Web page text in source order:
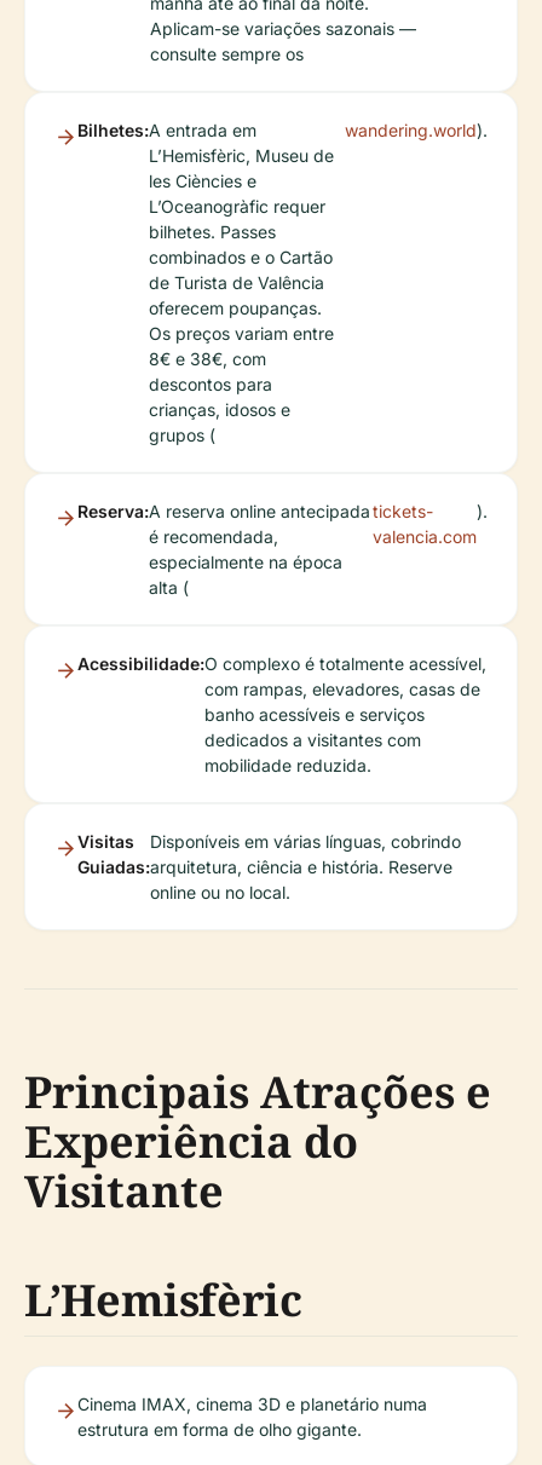
Aplicam-se variações sazonais —
consulte sempre os
Bilhetes:A entrada em
L’Hemisfèric, Museu de
les Ciències e
L’Oceanogràfic requer
bilhetes. Passes
combinados e o Cartão
de Turista de Valência
oferecem poupanças.
Os preços variam entre
8€ e 38€, com
descontos para
crianças, idosos e
grupos (
wandering.world).
Reserva:A reserva online antecipada
é recomendada,
especialmente na época
alta (
tickets-
valencia.com
).
Acessibilidade:O complexo é totalmente acessível,
com rampas, elevadores, casas de
banho acessíveis e serviços
dedicados a visitantes com
mobilidade reduzida.
Visitas
Guiadas:
Disponíveis em várias línguas, cobrindo
arquitetura, ciência e história. Reserve
online ou no local.
Principais Atrações e
Experiência do
Visitante
L’Hemisfèric
Cinema IMAX, cinema 3D e planetário numa
estrutura em forma de olho gigante.